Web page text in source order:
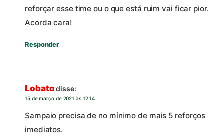
reforçar esse time ou o que está ruim vai ficar pior.
Acorda cara!
Responder
Lobatodisse:
15 de março de 2021 às 12:14
Sampaio precisa de no mínimo de mais 5 reforços
imediatos.